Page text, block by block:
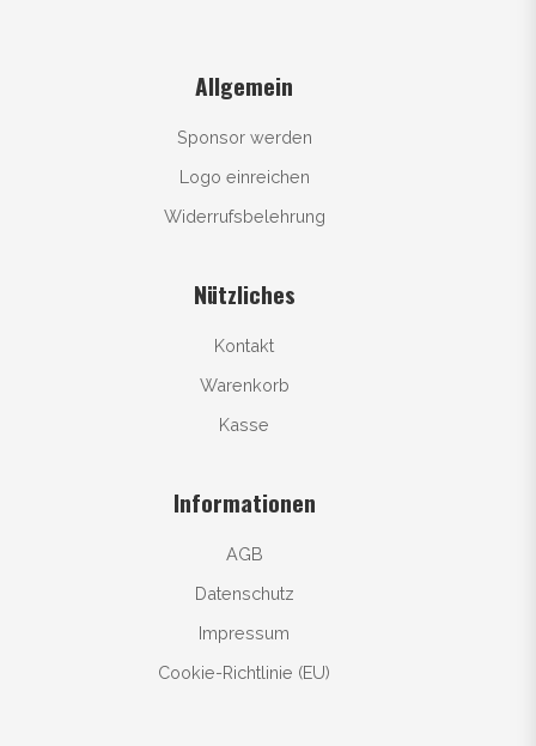
Allgemein
Sponsor werden
Logo einreichen
Widerrufsbelehrung
Nützliches
Kontakt
Warenkorb
Kasse
Informationen
AGB
Datenschutz
Impressum
Cookie-Richtlinie (EU)